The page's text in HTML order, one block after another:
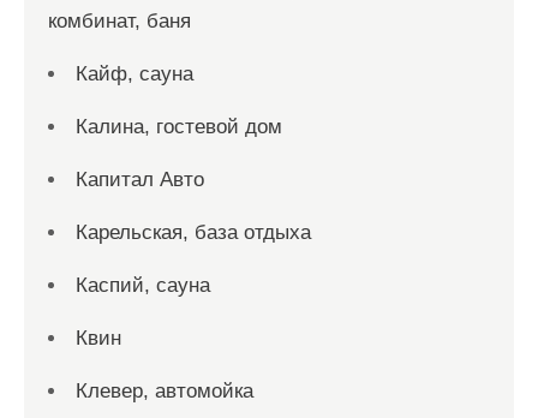
комбинат, баня
Кайф, сауна
Калина, гостевой дом
Капитал Авто
Карельская, база отдыха
Каспий, сауна
Квин
Клевер, автомойка